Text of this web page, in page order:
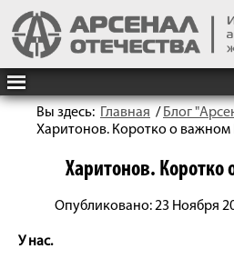
Вы здесь: Главная / Блог
Харитонов. Коротко о
Харитонов.
Опубликовано: 23 Ноября
У нас.